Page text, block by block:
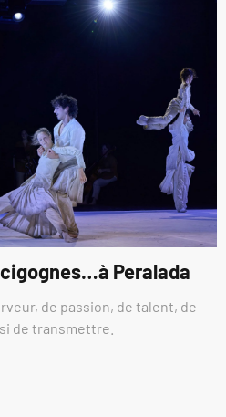
Peralada
de passion, de talent, de
de transmettre.